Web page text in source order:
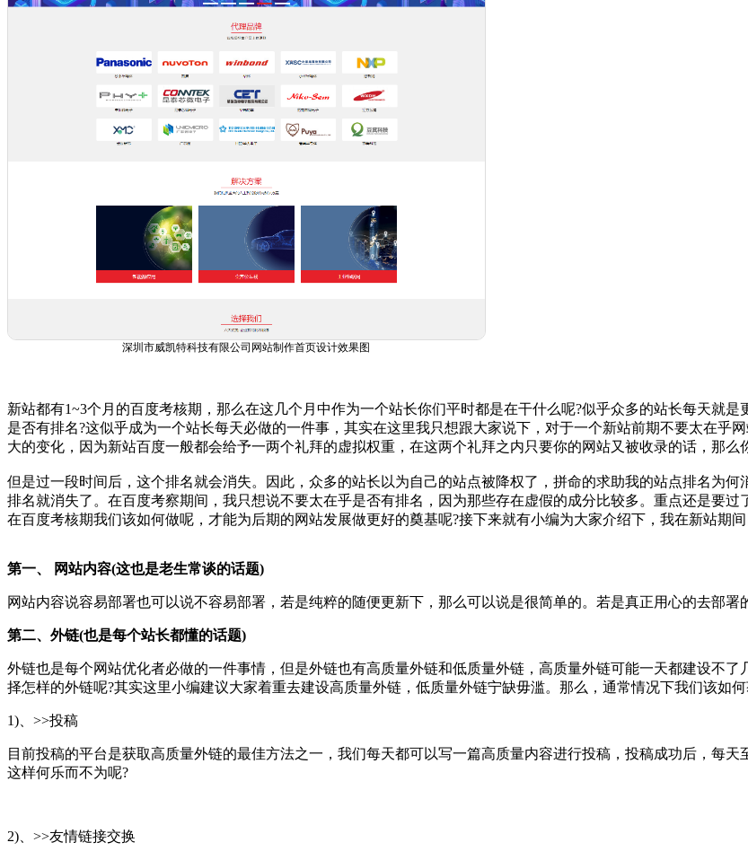
深圳市威凯特科技有限公司网站制作首页设计效果图
新站都有1~3个月的百度考核期，那么在这几个月中作为一个站长你们平时都是在干什么呢?似乎众多的站长每天就
是否有排名?这似乎成为一个站长每天必做的一件事，其实在这里我只想跟大家说下，对于一个新站前期不要太在乎
大的变化，因为新站百度一般都会给予一两个礼拜的虚拟权重，在这两个礼拜之内只要你的网站又被收录的话，那么
但是过一段时间后，这个排名就会消失。因此，众多的站长以为自己的站点被降权了，拼命的求助我的站点排名为
排名就消失了。 在百度考察期间，我只想说不要太在乎是否有排名，因为那些存在虚假的成分比较多。重点还是要
在百度考核期我们该如何做呢，才能为后期的网站发展做更好的奠基呢?接下来就有小编为大家介绍下，我在新站期
第一、 网站内容(这也是老生常谈的话题)
网站内容说容易部署也可以说不容易部署，若是纯粹的随便更新下，那么可以说是很简单的。若是真正用心的去部署
第二、外链(也是每个站长都懂的话题)
外链也是每个网站优化者必做的一件事情，但是外链也有高质量外链和低质量外链，高质量外链可能一天都建设不
择怎样的外链呢?其实这里小编建议大家着重去建设高质量外链，低质量外链宁缺毋滥。那么，通常情况下我们该如
1)、>>投稿
目前投稿的平台是获取高质量外链的最佳方法之一，我们每天都可以写一篇高质量内容进行投稿，投稿成功后，每
这样何乐而不为呢?
2)、>>友情链接交换